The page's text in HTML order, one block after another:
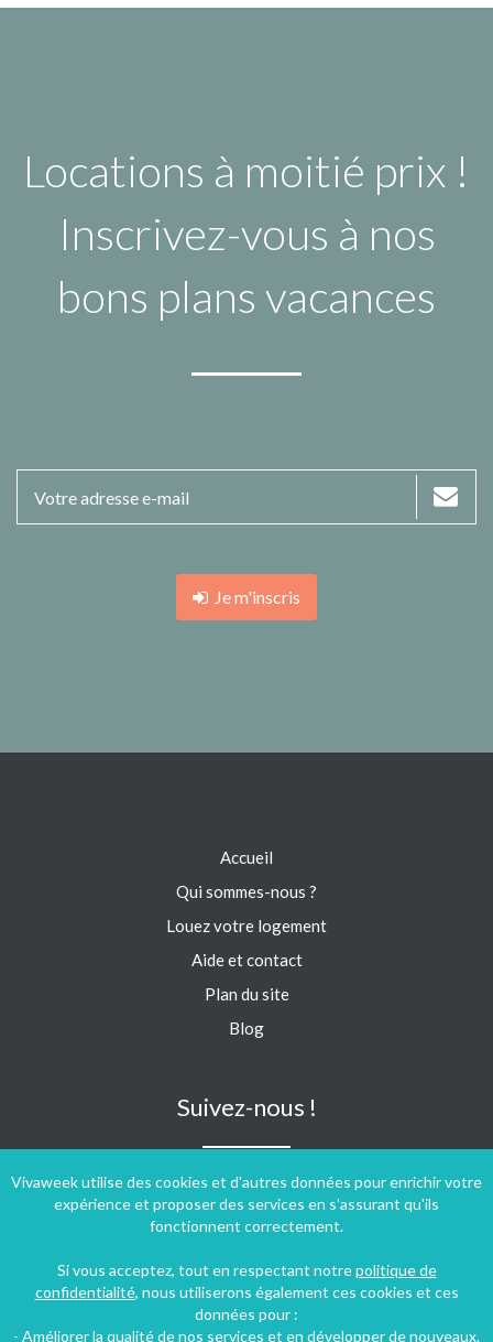
Locations à moitié prix !
Inscrivez-vous à nos
bons plans vacances
Je m'inscris
Vivaweek utilise des cookies et d'autres données pour enrichir votre
expérience et proposer des services en s'assurant qu'ils
fonctionnent correctement.
Si vous acceptez, tout en respectant notrepolitique de
confidentialité, nous utiliserons également ces cookies et ces
données pour :
- Améliorer la qualité de nos services et en développer de nouveaux.
Accueil
Qui sommes-nous ?
Louez votre logement
Aide et contact
Plan du site
Blog
Suivez-nous !